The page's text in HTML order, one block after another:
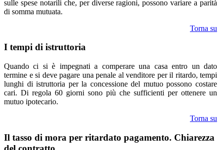
sulle spese notarili che, per diverse ragioni, possono variare a parità
di somma mutuata.
Torna su
I tempi di istruttoria
Quando ci si è impegnati a comperare una casa entro un dato
termine e si deve pagare una penale al venditore per il ritardo, tempi
lunghi di istruttoria per la concessione del mutuo possono costare
cari. Di regola 60 giorni sono più che sufficienti per ottenere un
mutuo ipotecario.
Torna su
Il tasso di mora per ritardato pagamento. Chiarezza